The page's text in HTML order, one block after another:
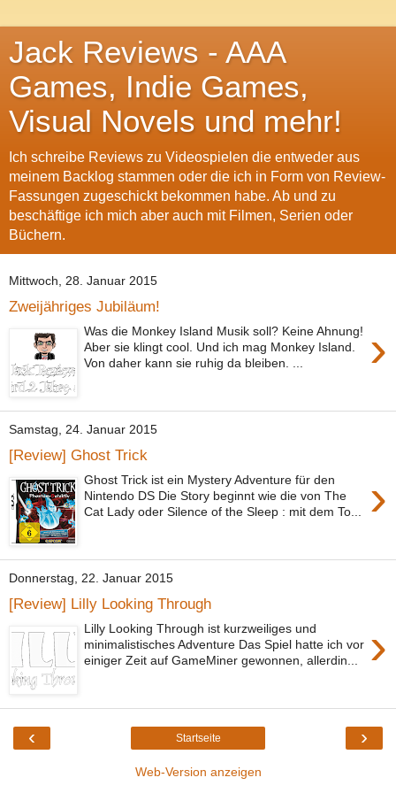
Jack Reviews - AAA
Games, Indie Games,
Visual Novels und mehr!
Ich schreibe Reviews zu Videospielen die entweder aus
meinem Backlog stammen oder die ich in Form von Review-
Fassungen zugeschickt bekommen habe. Ab und zu
beschäftige ich mich aber auch mit Filmen, Serien oder
Büchern.
Mittwoch, 28. Januar 2015
Zweijähriges Jubiläum!
›
Was die Monkey Island Musik soll? Keine Ahnung!
Aber sie klingt cool. Und ich mag Monkey Island.
Von daher kann sie ruhig da bleiben. ...
Samstag, 24. Januar 2015
[Review] Ghost Trick
›
Ghost Trick ist ein Mystery Adventure für den
Nintendo DS Die Story beginnt wie die von The
Cat Lady oder Silence of the Sleep : mit dem To...
Donnerstag, 22. Januar 2015
[Review] Lilly Looking Through
›
Lilly Looking Through ist kurzweiliges und
minimalistisches Adventure Das Spiel hatte ich vor
einiger Zeit auf GameMiner gewonnen, allerdin...
‹ ›
Startseite
Web-Version anzeigen